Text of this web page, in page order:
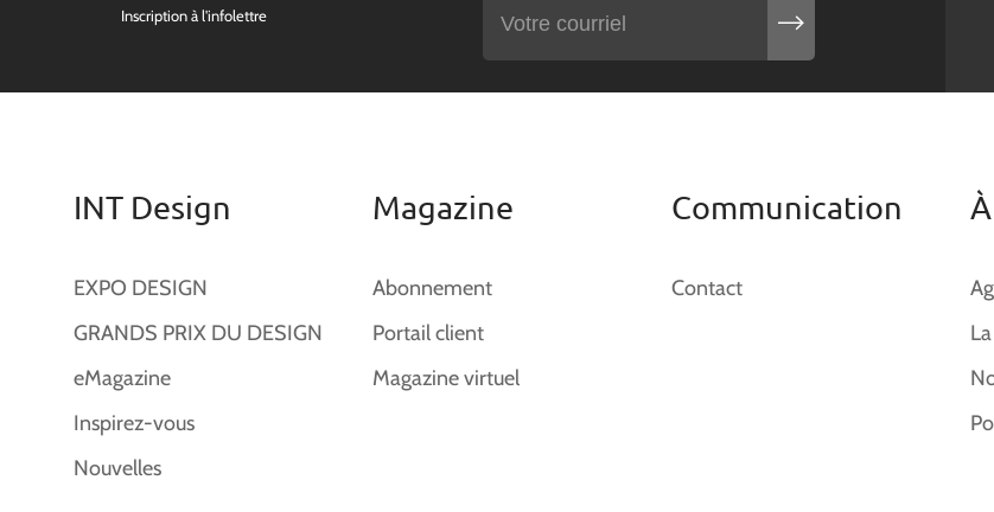
Inscription à l'infolettre
INT Design
EXPO DESIGN
GRANDS PRIX DU DESIGN
eMagazine
Inspirez-vous
Nouvelles
Magazine
Abonnement
Portail client
Magazine virtuel
Communication
Contact